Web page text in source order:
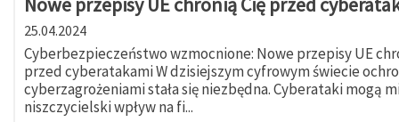
25.04.2024
Cyberbezpieczeństwo wzmocnione: Nowe przepisy UE
przed cyberatakami W dzisiejszym cyfrowym świecie
cyberzagrożeniami stała się niezbędna. Cyberataki mogą
niszczycielski wpływ na fi...